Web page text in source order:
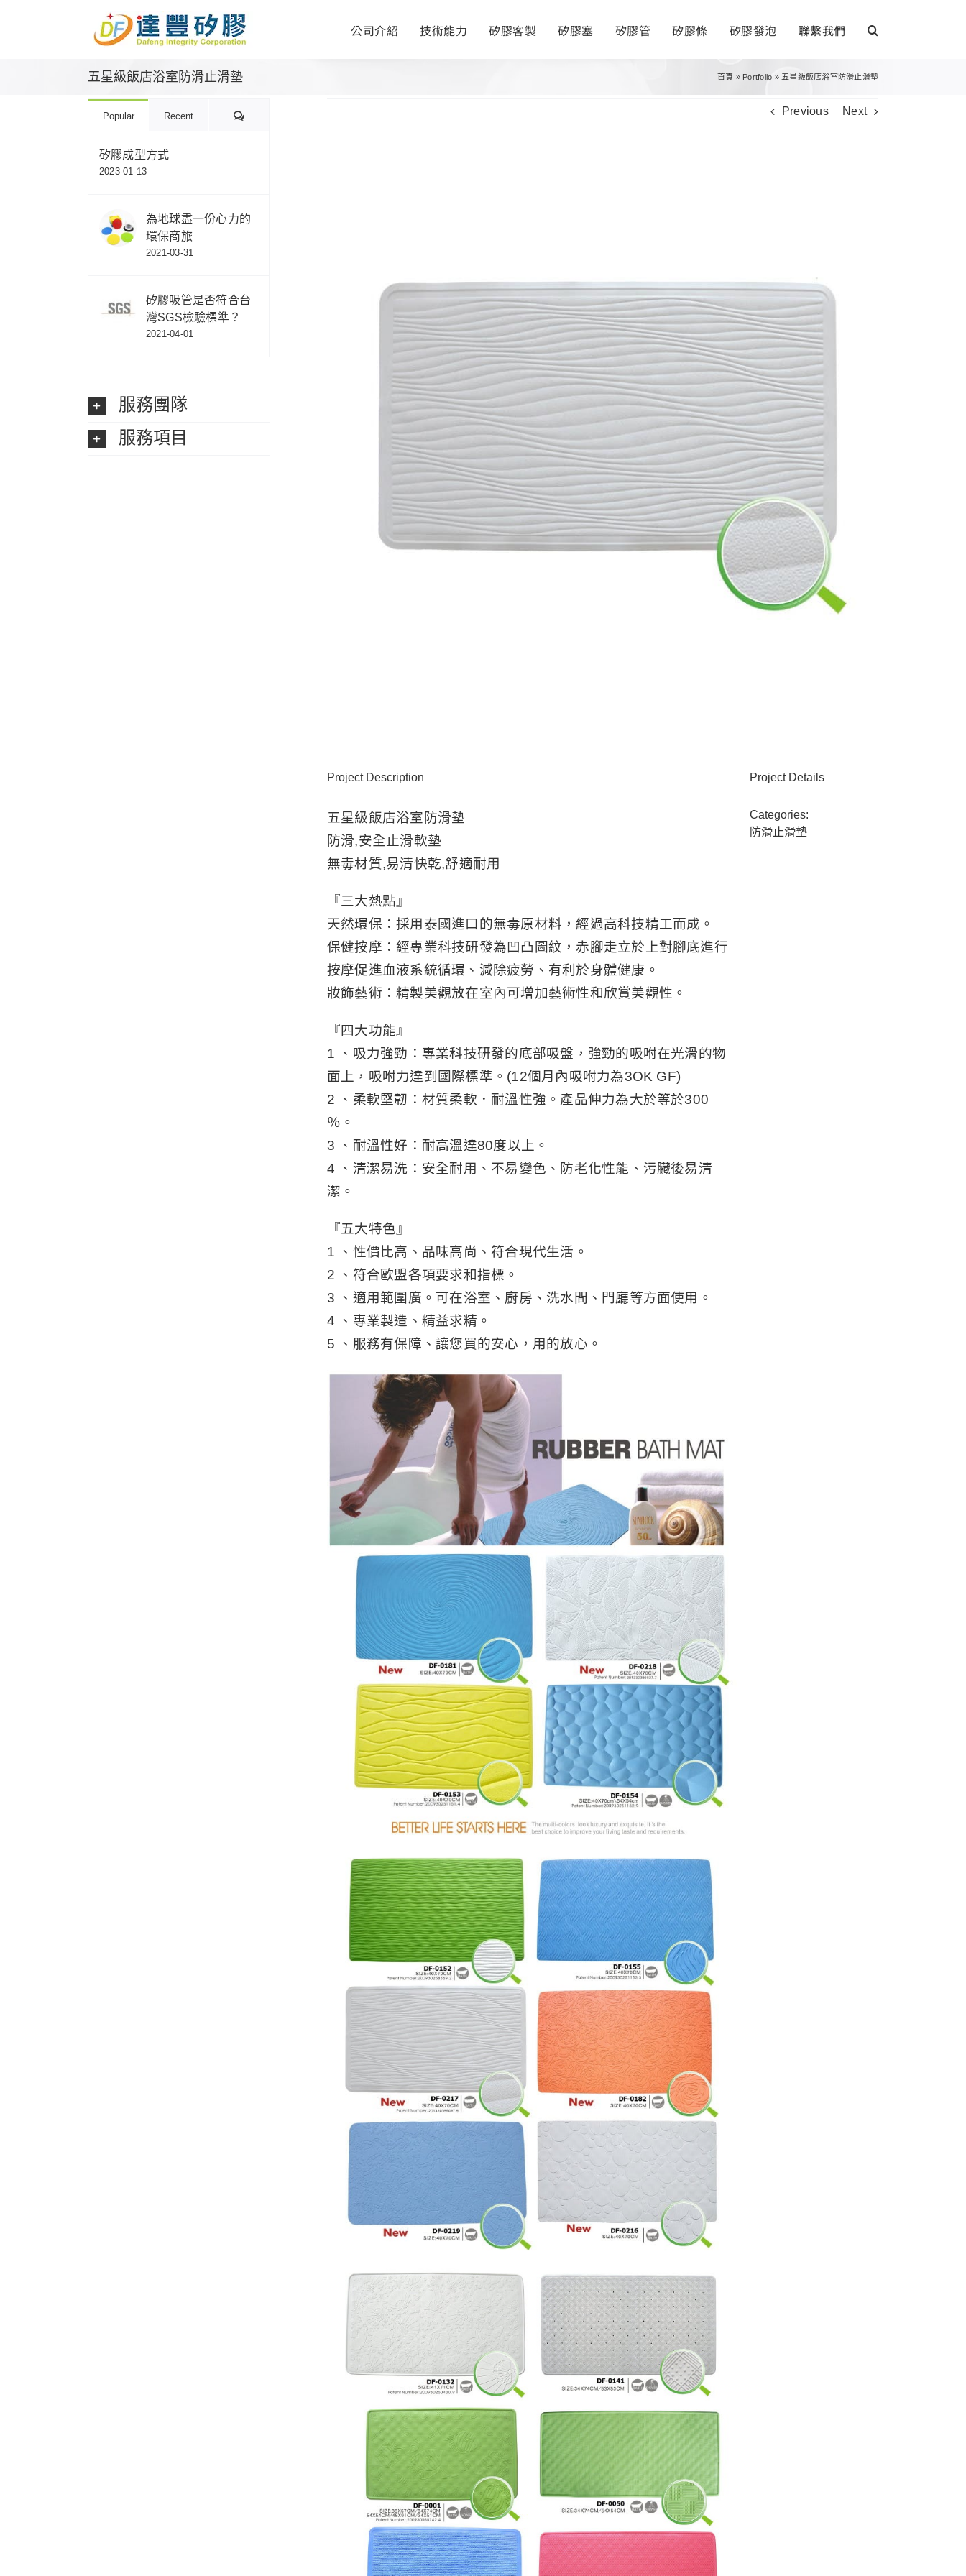
公司介紹 技術能力 矽膠客製 矽膠塞 矽膠管 矽膠條 矽膠發泡 聯繫我們
五星級飯店浴室防滑止滑墊 首頁 » Portfolio » 五星級飯店浴室防滑止滑墊
Previous Next
Project Description
五星級飯店浴室防滑墊
防滑,安全止滑軟墊
無毒材質,易清快乾,舒適耐用
『三大熱點』
天然環保：採用泰國進口的無毒原材料，經過高科技精工而成。
保健按摩：經專業科技研發為凹凸圖紋，赤腳走立於上對腳底進行
按摩促進血液系統循環、減除疲勞、有利於身體健康。
妝飾藝術：精製美觀放在室內可增加藝術性和欣賞美觀性。
『四大功能』
1 、吸力強勁：專業科技研發的底部吸盤，強勁的吸咐在光滑的物
面上，吸咐力達到國際標準。(12個月內吸咐力為3OK GF)
2 、柔軟堅韌：材質柔軟．耐溫性強。產品伸力為大於等於300
％。
3 、耐溫性好：耐高溫達80度以上。
4 、清潔易洗：安全耐用、不易變色、防老化性能、污臟後易清
潔。
『五大特色』
1 、性價比高、品味高尚、符合現代生活。
2 、符合歐盟各項要求和指標。
3 、適用範圍廣。可在浴室、廚房、洗水間、門廳等方面使用。
4 、專業製造、精益求精。
5 、服務有保障、讓您買的安心，用的放心。
Project Details
Categories:
防滑止滑墊
Popular Recent Comments
矽膠成型方式
2023-01-13
為地球盡一份心力的
環保商旅
2021-03-31
矽膠吸管是否符合台
灣SGS檢驗標準？
2021-04-01
服務團隊
服務項目